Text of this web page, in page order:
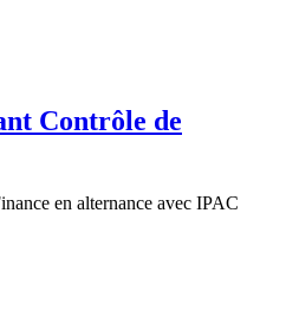
Contrôle de
en alternance avec IPAC